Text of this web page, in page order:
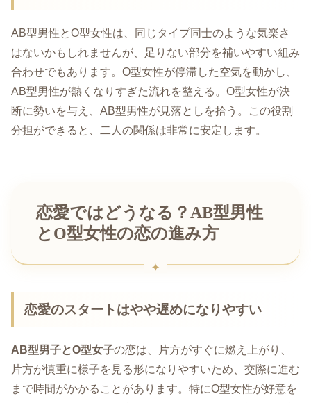
AB型男性とO型女性は、同じタイプ同士のような気楽さ
はないかもしれませんが、足りない部分を補いやすい組み
合わせでもあります。O型女性が停滞した空気を動かし、
AB型男性が熱くなりすぎた流れを整える。O型女性が決
断に勢いを与え、AB型男性が見落としを拾う。この役割
分担ができると、二人の関係は非常に安定します。
恋愛ではどうなる？AB型男性
とO型女性の恋の進み方
恋愛のスタートはやや遅めになりやすい
AB型男子とO型女子の恋は、片方がすぐに燃え上がり、
片方が慎重に様子を見る形になりやすいため、交際に進む
まで時間がかかることがあります。特にO型女性が好意を